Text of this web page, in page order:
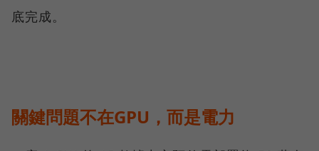
底完成。
關鍵問題不在GPU，而是電力